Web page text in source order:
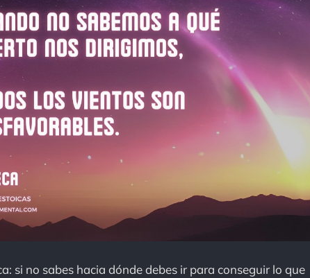
si no sabes hacia dónde debes ir para conseguir lo que